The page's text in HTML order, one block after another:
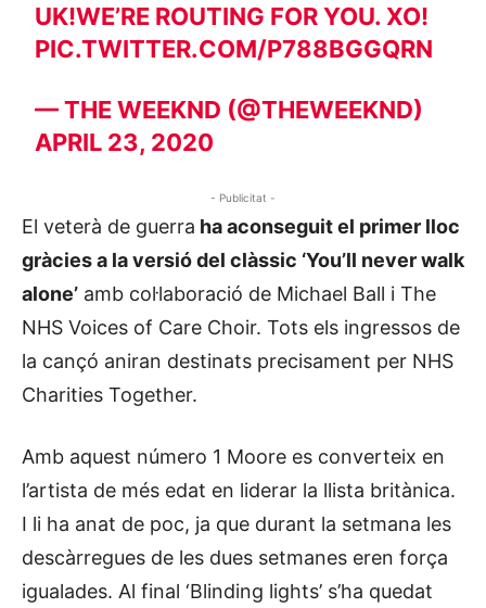
UK!WE’RE ROUTING FOR YOU. XO!
PIC.TWITTER.COM/P788BGGQRN
— THE WEEKND (@THEWEEKND)
APRIL 23, 2020
- Publicitat -
El veterà de guerra ha aconseguit el primer lloc
gràcies a la versió del clàssic ‘You’ll never walk
alone’ amb col·laboració de Michael Ball i The
NHS Voices of Care Choir. Tots els ingressos de
la cançó aniran destinats precisament per NHS
Charities Together.
Amb aquest número 1 Moore es converteix en
l’artista de més edat en liderar la llista britànica.
I li ha anat de poc, ja que durant la setmana les
descàrregues de les dues setmanes eren força
igualades. Al final ‘Blinding lights’ s’ha quedat